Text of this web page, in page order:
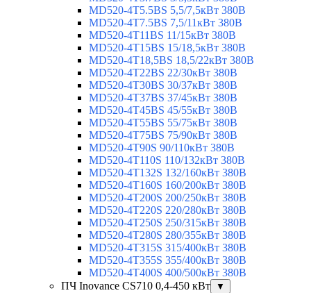
MD520-4T5.5BS 5,5/7,5кВт 380В
MD520-4T7.5BS 7,5/11кВт 380В
MD520-4T11BS 11/15кВт 380В
MD520-4T15BS 15/18,5кВт 380В
MD520-4T18,5BS 18,5/22кВт 380В
MD520-4T22BS 22/30кВт 380В
MD520-4T30BS 30/37кВт 380В
MD520-4T37BS 37/45кВт 380В
MD520-4T45BS 45/55кВт 380В
MD520-4T55BS 55/75кВт 380В
MD520-4T75BS 75/90кВт 380В
MD520-4T90S 90/110кВт 380В
MD520-4T110S 110/132кВт 380В
MD520-4T132S 132/160кВт 380В
MD520-4T160S 160/200кВт 380В
MD520-4T200S 200/250кВт 380В
MD520-4T220S 220/280кВт 380В
MD520-4T250S 250/315кВт 380В
MD520-4T280S 280/355кВт 380В
MD520-4T315S 315/400кВт 380В
MD520-4T355S 355/400кВт 380В
MD520-4T400S 400/500кВт 380В
ПЧ Inovance CS710 0,4-450 кВт
▼